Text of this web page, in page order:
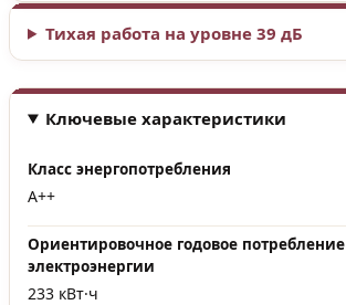
Тихая работа на уровне 39 дБ
Ключевые характеристики
Класс энергопотребления
A++
Ориентировочное годовое потребление
электроэнергии
233 кВт·ч